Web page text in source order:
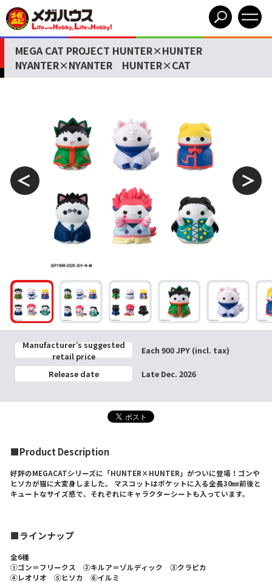
MEGA CAT PROJECT HUNTER×HUNTER
NYANTER×NYANTER HUNTER×CAT
Manufacturer’s suggested
retail price
Each 900 JPY (incl. tax)
Release date Late Dec. 2026
■Product Description
好評のMEGACATシリーズに「HUNTER×HUNTER」がついに登場！ゴンや
ヒソカが猫に大変身しました。 マスコットはポケットに入る全長30㎜前後と
キュートなサイズ感で、それぞれにキャラクターシートも入っています。
■ラインナップ
全6種
①ゴン＝フリークス ②キルア＝ゾルディック ③クラピカ
④レオリオ ⑤ヒソカ ⑥イルミ